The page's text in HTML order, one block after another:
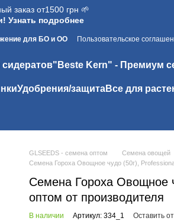
заказ от1500 грн 🌱
Узнать подробнее
для БО и ОО
Пользовательское
"Beste Kern" - Премиум
Удобрения/защитаВсе для
GLSEEDS - семена оптом Семена овощей
Семена Гороха Овощное чудо (50г),
Семена Гороха Овощное
оптом от производителя
В наличии Артикул: 334_1 Оставить